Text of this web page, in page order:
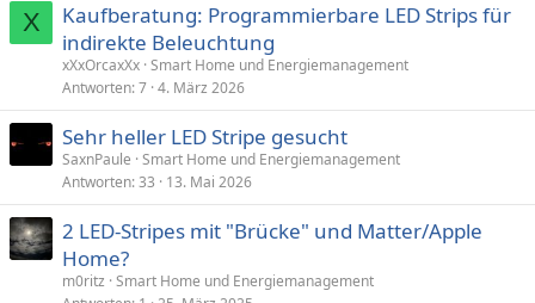
X
Kaufberatung: Programmierbare LED Strips für
indirekte Beleuchtung
xXxOrcaxXx Smart Home und Energiemanagement
Antworten 7 4. März 2026
Sehr heller LED Stripe gesucht
SaxnPaule Smart Home und Energiemanagement
Antworten 33 13. Mai 2026
2 LED-Stripes mit "Brücke" und Matter/Apple
Home?
m0ritz Smart Home und Energiemanagement